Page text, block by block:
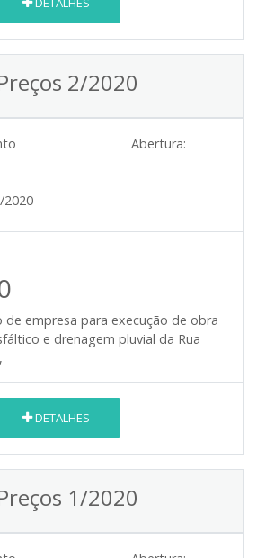
2/2020
Abertura:
2020
de empresa para execução de obra
e drenagem pluvial da Rua
DETALHES
1/2020